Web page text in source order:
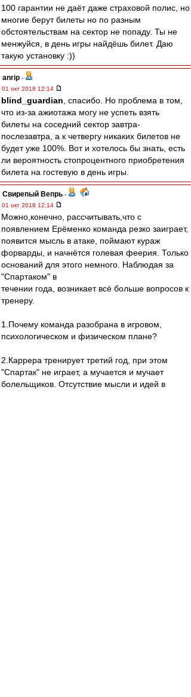
100 гарантии не даёт даже страховой полис, но
многие берут билеты но по разным
обстоятельствам на сектор не попаду. Ты не
менжуйся, в день игры найдёшь билет. Даю
такую установку :))
anrip -
01 окт 2018 12:14
blind_guardian , спасибо. Но проблема в том,
что из-за ажиотажа могу не успеть взять
билеты на соседний сектор завтра-
послезавтра, а к четвергу никаких билетов не
будет уже 100%. Вот и хотелось бы знать, есть
ли вероятность стопроцентного приобретения
билета на гостевую в день игры.
Свирепый Вепрь -
01 окт 2018 12:14
Можно,конечно, рассчитывать,что с
появлением Ерёменко команда резко заиграет,
появится мысль в атаке, поймают кураж
форварды, и начнётся голевая феерия. Только
оснований для этого немного. Наблюдая за
"Спартаком" в
течении года, возникает всё больше вопросов к
тренеру.
1.Почему команда разобрана в игровом,
психологическом и физическом плане?
2.Каррера тренирует третий год, при этом
"Спартак" не играет, а мучается и мучает
болельщиков. Отсутствие мысли и идей в